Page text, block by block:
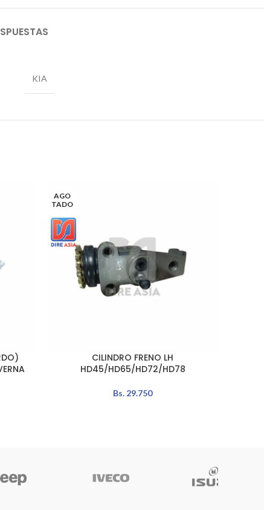
KIA
AGO
TADO
CILINDRO FRENO LH
HD45/HD65/HD72/HD78
Bs. 29.750